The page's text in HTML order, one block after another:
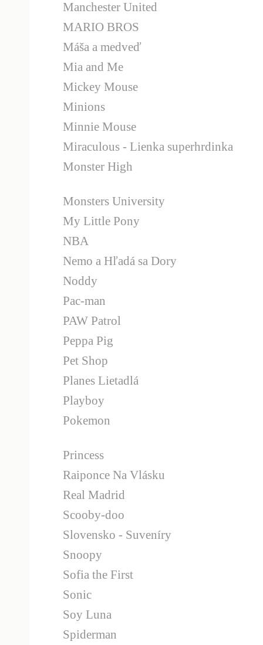
Manchester United
MARIO BROS
Máša a medveď
Mia and Me
Mickey Mouse
Minions
Minnie Mouse
Miraculous - Lienka superhrdinka
Monster High
Monsters University
My Little Pony
NBA
Nemo a Hľadá sa Dory
Noddy
Pac-man
PAW Patrol
Peppa Pig
Pet Shop
Planes Lietadlá
Playboy
Pokemon
Princess
Raiponce Na Vlásku
Real Madrid
Scooby-doo
Slovensko - Suveníry
Snoopy
Sofia the First
Sonic
Soy Luna
Spiderman